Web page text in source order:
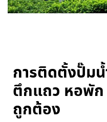
การติดตั้งปั๊มน้
ตึกแถว หอพัก
ถูกต้อง